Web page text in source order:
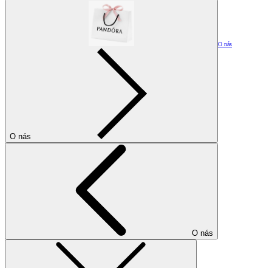
O nás
O nás
O nás